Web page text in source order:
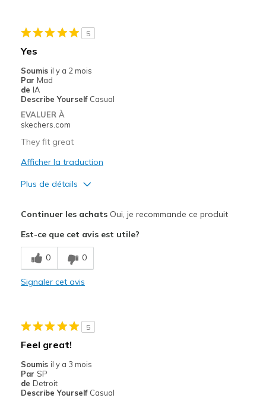
Les meilleures utilisations
Going Out
Sizing
View On Shoes
Shoes are for Wearing
5
Yes
Soumis il y a 2 mois
Par Mad
de IA
Describe Yourself Casual
EVALUER À
skechers.com
They fit great
Afficher la traduction
Plus de détails
Les meilleures utilisations
Casual Wear
View On Shoes
Shoes are for Wearing
Continuer les achatsOui, je recommande ce produit
Est-ce que cet avis est utile?
0 0
Signaler cet avis
5
Feel great!
Soumis il y a 3 mois
Par SP
de Detroit
Describe Yourself Casual